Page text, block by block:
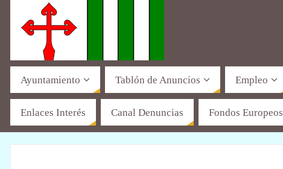
Ayuntamiento Tablón de Anuncios Empleo
Enlaces Interés Canal Denuncias Fondos Europeos